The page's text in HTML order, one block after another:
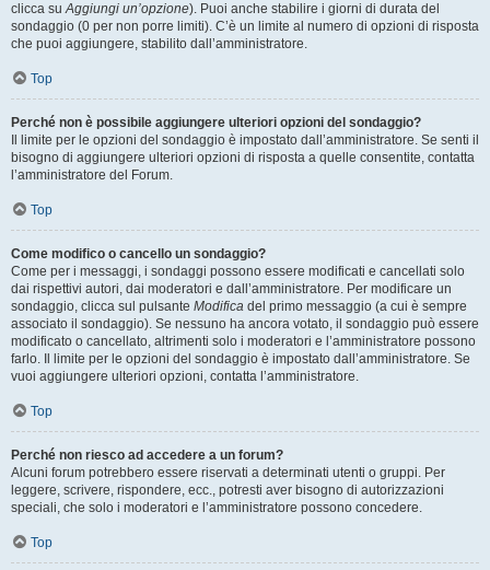
clicca suAggiungi un’opzione). Puoi anche stabilire i giorni di durata del
sondaggio (0 per non porre limiti). C’è un limite al numero di opzioni di risposta
che puoi aggiungere, stabilito dall’amministratore.
Top
Perché non è possibile aggiungere ulteriori opzioni del sondaggio?
Il limite per le opzioni del sondaggio è impostato dall’amministratore. Se senti il
bisogno di aggiungere ulteriori opzioni di risposta a quelle consentite, contatta
l’amministratore del Forum.
Top
Come modifico o cancello un sondaggio?
Come per i messaggi, i sondaggi possono essere modificati e cancellati solo
dai rispettivi autori, dai moderatori e dall’amministratore. Per modificare un
sondaggio, clicca sul pulsante Modifica del primo messaggio (a cui è sempre
associato il sondaggio). Se nessuno ha ancora votato, il sondaggio può essere
modificato o cancellato, altrimenti solo i moderatori e l’amministratore possono
farlo. Il limite per le opzioni del sondaggio è impostato dall’amministratore. Se
vuoi aggiungere ulteriori opzioni, contatta l’amministratore.
Top
Perché non riesco ad accedere a un forum?
Alcuni forum potrebbero essere riservati a determinati utenti o gruppi. Per
leggere, scrivere, rispondere, ecc., potresti aver bisogno di autorizzazioni
speciali, che solo i moderatori e l’amministratore possono concedere.
Top